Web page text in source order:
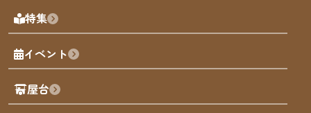
博多旧市街
福岡城
歴史・文化
福岡の見どころ
福岡の魅力
観光カレンダー
観光PR動画
まち歩き
特集
イベント
屋台